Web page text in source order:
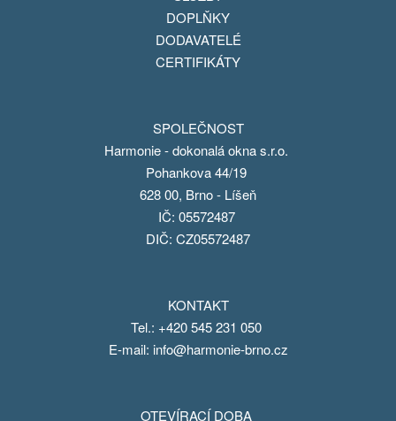
DOPLŇKY
DODAVATELÉ
CERTIFIKÁTY
SPOLEČNOST
Harmonie - dokonalá okna s.r.o.
Pohankova 44/19
628 00, Brno - Líšeň
IČ: 05572487
DIČ: CZ05572487
KONTAKT
Tel.: +420 545 231 050
E-mail: info@harmonie-brno.cz
OTEVÍRACÍ DOBA